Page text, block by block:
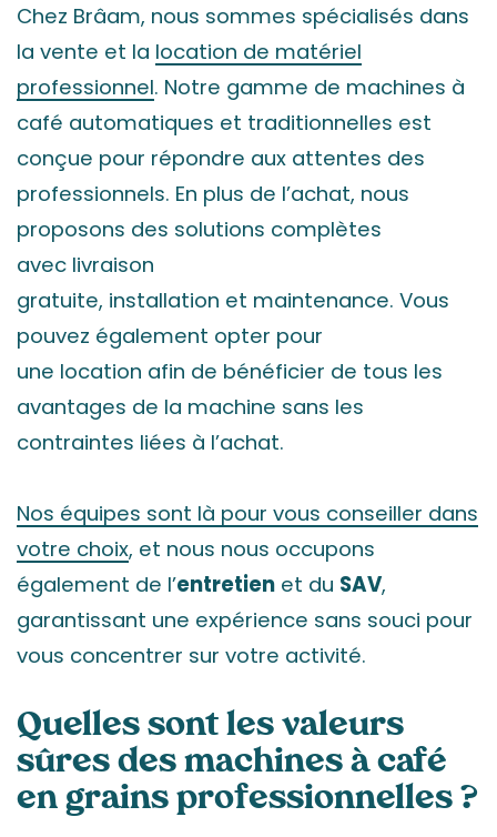
Chez Brâam, nous sommes spécialisés dans
la vente et la location de matériel
professionnel. Notre gamme de machines à
café automatiques et traditionnelles est
conçue pour répondre aux attentes des
professionnels. En plus de l’achat, nous
proposons des solutions complètes
avec livraison
gratuite, installation et maintenance. Vous
pouvez également opter pour
une location afin de bénéficier de tous les
avantages de la machine sans les
contraintes liées à l’achat.
Nos équipes sont là pour vous conseiller dans
votre choix, et nous nous occupons
également de l’entretien et du SAV,
garantissant une expérience sans souci pour
vous concentrer sur votre activité.
Quelles sont les valeurs
sûres des machines à café
en grains professionnelles ?